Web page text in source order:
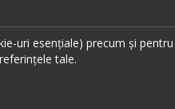
Timișoara
Brașov
uri esențiale) precum și
tale.